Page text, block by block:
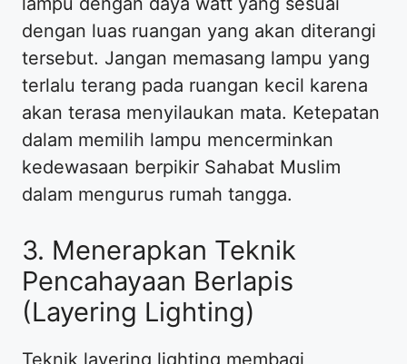
dengan luas ruangan yang akan diterangi
tersebut. Jangan memasang lampu yang
terlalu terang pada ruangan kecil karena
akan terasa menyilaukan mata. Ketepatan
dalam memilih lampu mencerminkan
kedewasaan berpikir Sahabat Muslim
dalam mengurus rumah tangga.
3. Menerapkan Teknik
Pencahayaan Berlapis
(Layering Lighting)